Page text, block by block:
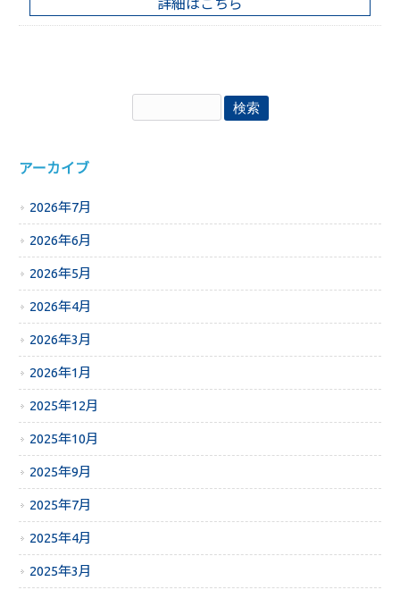
詳細はこちら
アーカイブ
2026年7月
2026年6月
2026年5月
2026年4月
2026年3月
2026年1月
2025年12月
2025年10月
2025年9月
2025年7月
2025年4月
2025年3月